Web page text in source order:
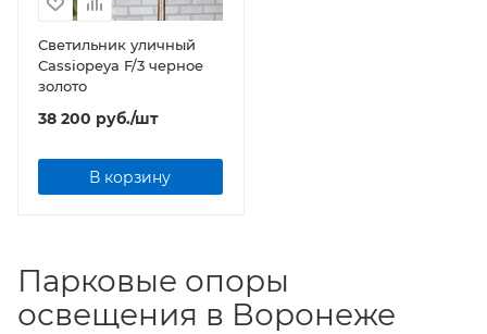
Светильник уличный
Cassiopeya F/3 черное
золото
38 200 руб./шт
В корзину
Парковые опоры
освещения в Воронеже